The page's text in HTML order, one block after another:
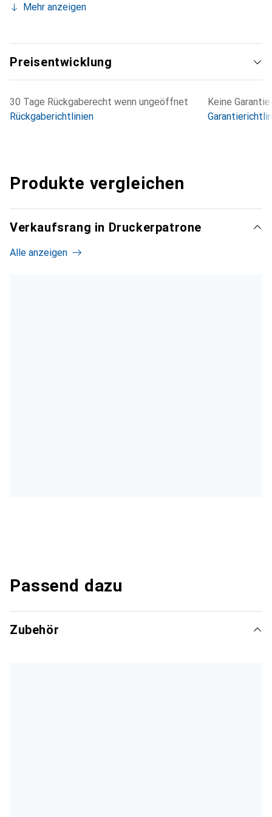
Mehr anzeigen
Preisentwicklung
30 Tage Rückgaberecht wenn ungeöffnet
Rückgaberichtlinien
Keine Garantie
Produkte vergleichen
Verkaufsrang in Druckerpatrone
Alle anzeigen
Passend dazu
Zubehör